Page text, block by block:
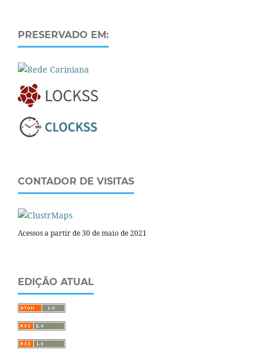
PRESERVADO EM:
CONTADOR DE VISITAS
Acessos a partir de 30 de maio de 2021
EDIÇÃO ATUAL